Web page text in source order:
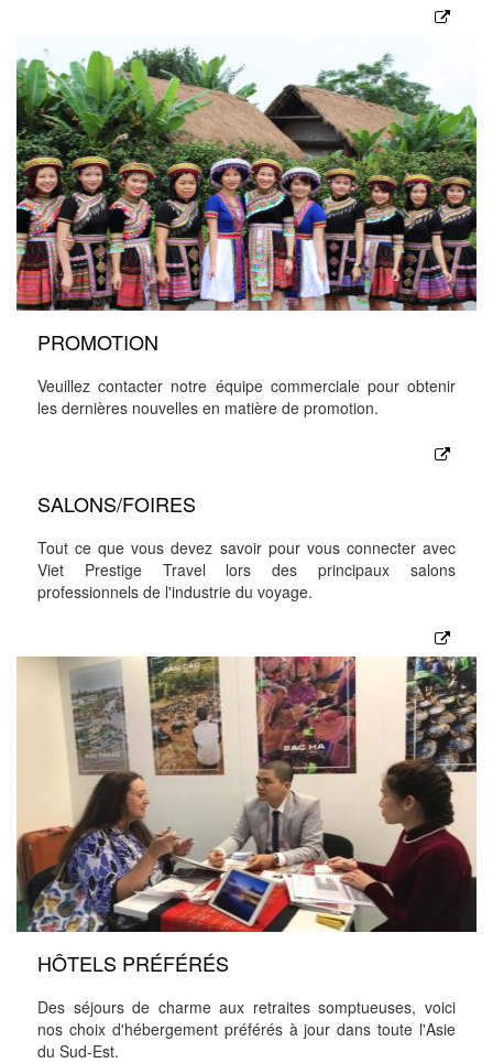
PROMOTION
Veuillez contacter notre équipe commerciale pour obtenir
les dernières nouvelles en matière de promotion.
SALONS/FOIRES
Tout ce que vous devez savoir pour vous connecter avec
Viet Prestige Travel lors des principaux salons
professionnels de l'industrie du voyage.
HÔTELS PRÉFÉRÉS
Des séjours de charme aux retraites somptueuses, voici
nos choix d'hébergement préférés à jour dans toute l'Asie
du Sud-Est.